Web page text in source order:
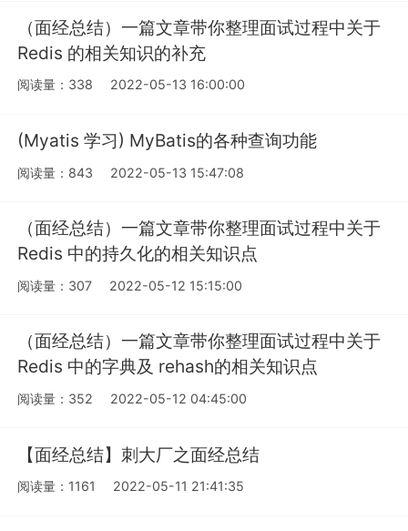
（面经总结）一篇文章带你整理面试过程中关于
Redis 的相关知识的补充
阅读量：338 2022-05-13 16:00:00
(Myatis 学习) MyBatis的各种查询功能
阅读量：843 2022-05-13 15:47:08
（面经总结）一篇文章带你整理面试过程中关于
Redis 中的持久化的相关知识点
阅读量：307 2022-05-12 15:15:00
（面经总结）一篇文章带你整理面试过程中关于
Redis 中的字典及 rehash的相关知识点
阅读量：352 2022-05-12 04:45:00
【面经总结】刺大厂之面经总结
阅读量：1161 2022-05-11 21:41:35